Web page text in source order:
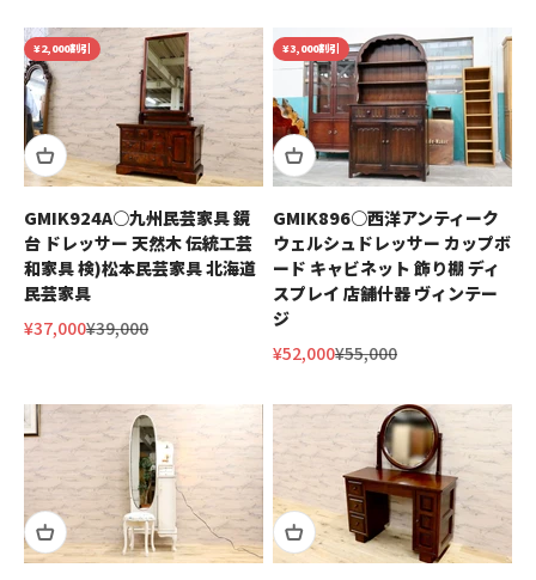
¥2,000割引
GMIK924A○九州民芸家具 鏡
台 ドレッサー 天然木 伝統工芸
和家具 検)松本民芸家具 北海道
民芸家具
セール価格
¥37,000通常価格
¥39,000
¥3,000割引
GMIK896○西洋アンティーク
ウェルシュドレッサー カップボ
ード キャビネット 飾り棚 ディ
スプレイ 店舗什器 ヴィンテー
ジ
セール価格
¥52,000通常価格
¥55,000